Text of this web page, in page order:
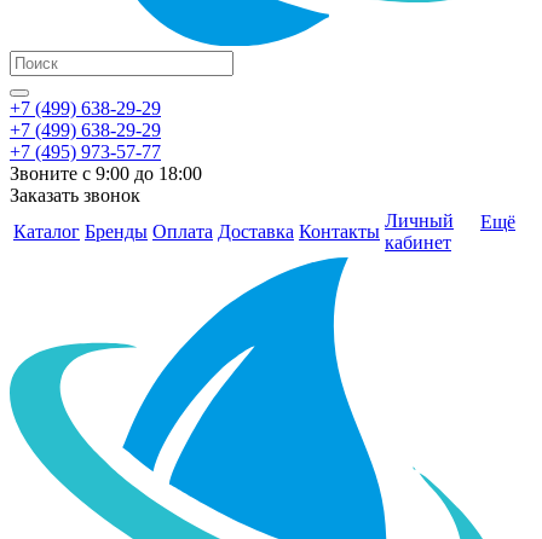
+7 (499) 638-29-29
+7 (499) 638-29-29
+7 (495) 973-57-77
Звоните с 9:00 до 18:00
Заказать звонок
Каталог Бренды Оплата Доставка Контакты
Личный
кабинет
Ещё